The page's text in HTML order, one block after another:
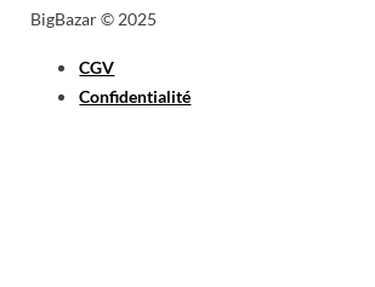
BigBazar © 2025
CGV
Confidentialité